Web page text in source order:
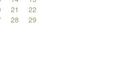
21
22
28
29